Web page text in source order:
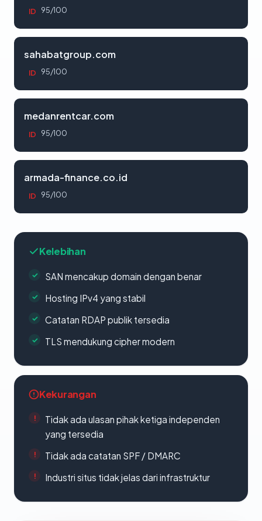
ID 95/100
sahabatgroup.com
ID 95/100
medanrentcar.com
ID 95/100
armada-finance.co.id
ID 95/100
Kelebihan
SAN mencakup domain dengan benar
Hosting IPv4 yang stabil
Catatan RDAP publik tersedia
TLS mendukung cipher modern
Kekurangan
Tidak ada ulasan pihak ketiga independen
yang tersedia
Tidak ada catatan SPF / DMARC
Industri situs tidak jelas dari infrastruktur